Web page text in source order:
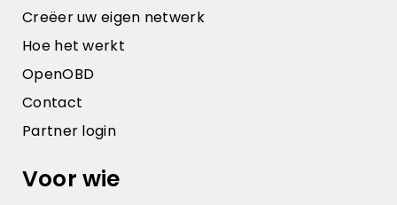
Creëer uw eigen netwerk
Hoe het werkt
OpenOBD
Contact
Partner login
Voor wie